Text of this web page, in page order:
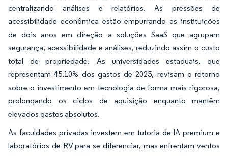
centralizando análises e relatórios. As pressões de
acessibilidade econômica estão empurrando as instituições
de dois anos em direção a soluções SaaS que agrupam
segurança, acessibilidade e análises, reduzindo assim o custo
total de propriedade. As universidades estaduais, que
representam 45,10% dos gastos de 2025, revisam o retorno
sobre o investimento em tecnologia de forma mais rigorosa,
prolongando os ciclos de aquisição enquanto mantêm
elevados gastos absolutos.
As faculdades privadas investem em tutoria de IA premium e
laboratórios de RV para se diferenciar, mas enfrentam ventos